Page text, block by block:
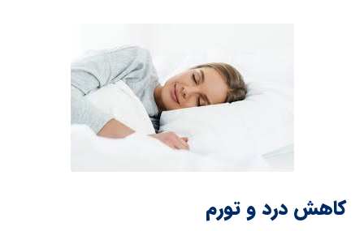
کاهش درد و تورم